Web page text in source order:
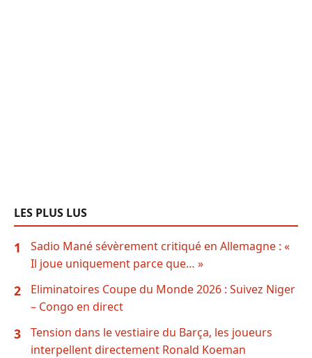
LES PLUS LUS
1
Sadio Mané sévèrement critiqué en Allemagne : «
Il joue uniquement parce que… »
2
Eliminatoires Coupe du Monde 2026 : Suivez Niger
– Congo en direct
3
Tension dans le vestiaire du Barça, les joueurs
interpellent directement Ronald Koeman